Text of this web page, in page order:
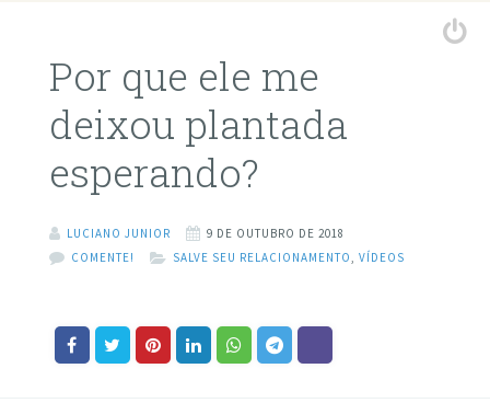
Por que ele me
deixou plantada
esperando?
LUCIANO JUNIOR
9 DE OUTUBRO DE 2018
COMENTE!
SALVE SEU RELACIONAMENTO VÍDEOS